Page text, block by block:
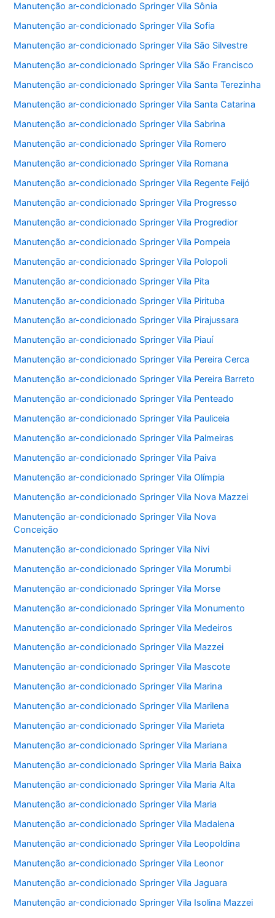
Manutenção ar-condicionado Springer Vila Sônia
Manutenção ar-condicionado Springer Vila Sofia
Manutenção ar-condicionado Springer Vila São Silvestre
Manutenção ar-condicionado Springer Vila São Francisco
Manutenção ar-condicionado Springer Vila Santa Terezinha
Manutenção ar-condicionado Springer Vila Santa Catarina
Manutenção ar-condicionado Springer Vila Sabrina
Manutenção ar-condicionado Springer Vila Romero
Manutenção ar-condicionado Springer Vila Romana
Manutenção ar-condicionado Springer Vila Regente Feijó
Manutenção ar-condicionado Springer Vila Progresso
Manutenção ar-condicionado Springer Vila Progredior
Manutenção ar-condicionado Springer Vila Pompeia
Manutenção ar-condicionado Springer Vila Polopoli
Manutenção ar-condicionado Springer Vila Pita
Manutenção ar-condicionado Springer Vila Pirituba
Manutenção ar-condicionado Springer Vila Pirajussara
Manutenção ar-condicionado Springer Vila Piauí
Manutenção ar-condicionado Springer Vila Pereira Cerca
Manutenção ar-condicionado Springer Vila Pereira Barreto
Manutenção ar-condicionado Springer Vila Penteado
Manutenção ar-condicionado Springer Vila Pauliceia
Manutenção ar-condicionado Springer Vila Palmeiras
Manutenção ar-condicionado Springer Vila Paiva
Manutenção ar-condicionado Springer Vila Olímpia
Manutenção ar-condicionado Springer Vila Nova Mazzei
Manutenção ar-condicionado Springer Vila Nova
Conceição
Manutenção ar-condicionado Springer Vila Nivi
Manutenção ar-condicionado Springer Vila Morumbi
Manutenção ar-condicionado Springer Vila Morse
Manutenção ar-condicionado Springer Vila Monumento
Manutenção ar-condicionado Springer Vila Medeiros
Manutenção ar-condicionado Springer Vila Mazzei
Manutenção ar-condicionado Springer Vila Mascote
Manutenção ar-condicionado Springer Vila Marina
Manutenção ar-condicionado Springer Vila Marilena
Manutenção ar-condicionado Springer Vila Marieta
Manutenção ar-condicionado Springer Vila Mariana
Manutenção ar-condicionado Springer Vila Maria Baixa
Manutenção ar-condicionado Springer Vila Maria Alta
Manutenção ar-condicionado Springer Vila Maria
Manutenção ar-condicionado Springer Vila Madalena
Manutenção ar-condicionado Springer Vila Leopoldina
Manutenção ar-condicionado Springer Vila Leonor
Manutenção ar-condicionado Springer Vila Jaguara
Manutenção ar-condicionado Springer Vila Isolina Mazzei